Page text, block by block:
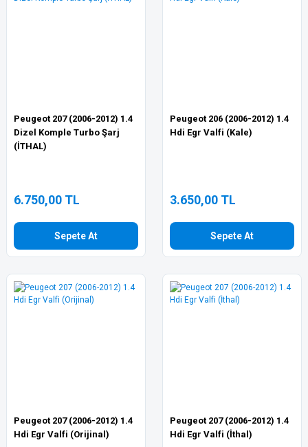
Peugeot 207 (2006-2012) 1.4
Dizel Komple Turbo Şarj
(İTHAL)
6.750,00 TL
Sepete At
Peugeot 206 (2006-2012) 1.4
Hdi Egr Valfi (Kale)
3.650,00 TL
Sepete At
Peugeot 207 (2006-2012) 1.4
Hdi Egr Valfi (Orijinal)
Peugeot 207 (2006-2012) 1.4
Hdi Egr Valfi (İthal)